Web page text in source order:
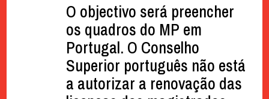
O objectivo será preencher
os quadros do MP em
Portugal. O Conselho
Superior português não está
a autorizar a renovação das